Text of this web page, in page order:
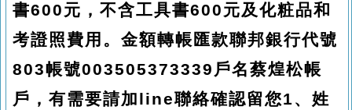
書600元，不含工具書600元及化粧品和
考證照費用。金額轉帳匯款聯邦銀行代號
803帳號003505373339戶名蔡煌松帳
戶，有需要請加line聯絡確認留您1、姓